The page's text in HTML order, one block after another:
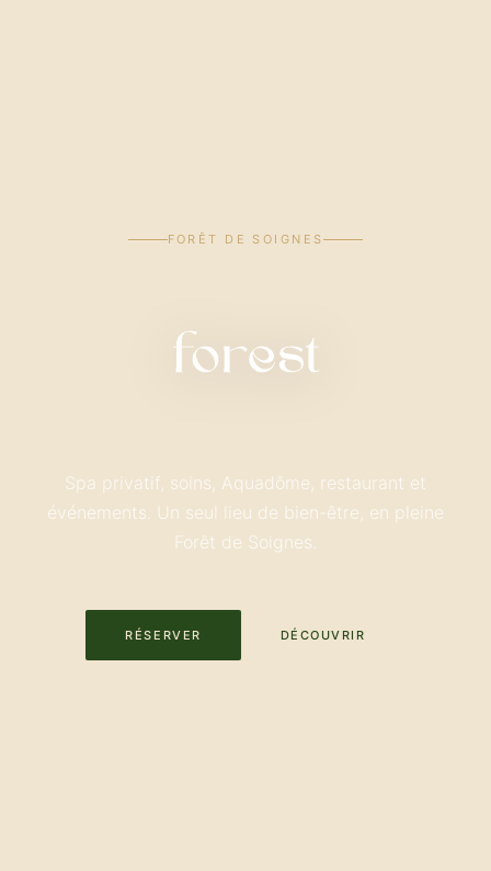
FORÊT DE SOIGNES
Spa privatif, soins, Aquadôme, restaurant et
événements. Un seul lieu de bien-être, en pleine
Forêt de Soignes.
RÉSERVER DÉCOUVRIR